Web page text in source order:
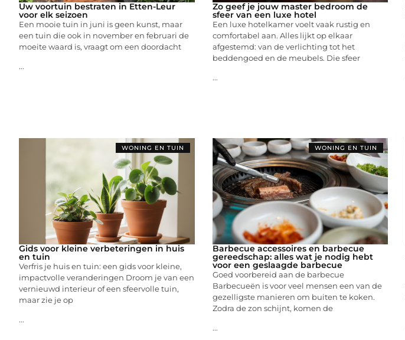
Uw voortuin bestraten in Etten-Leur
voor elk seizoen
Een mooie tuin in juni is geen kunst, maar
een tuin die ook in november en februari de
moeite waard is, vraagt om een doordacht
...
Zo geef je jouw master bedroom de
sfeer van een luxe hotel
Een luxe hotelkamer voelt vaak rustig en
comfortabel aan. Alles lijkt op elkaar
afgestemd: van de verlichting tot het
beddengoed en de meubels. Die sfeer
...
WONING EN TUIN
Gids voor kleine verbeteringen in huis
en tuin
Verfris je huis en tuin: een gids voor kleine,
impactvolle veranderingen Droom je van een
vernieuwd interieur of een sfeervolle tuin,
maar zie je op
...
WONING EN TUIN
Barbecue accessoires en barbecue
gereedschap: alles wat je nodig hebt
voor een geslaagde barbecue
Goed voorbereid aan de barbecue
Barbecueën is voor veel mensen een van de
gezelligste manieren om buiten te koken.
Zodra de zon schijnt, komen de
...